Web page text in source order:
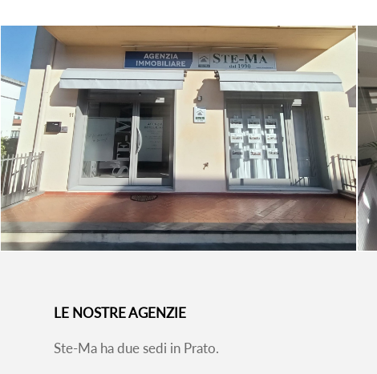
LE NOSTRE AGENZIE
Ste-Ma ha due sedi in Prato.